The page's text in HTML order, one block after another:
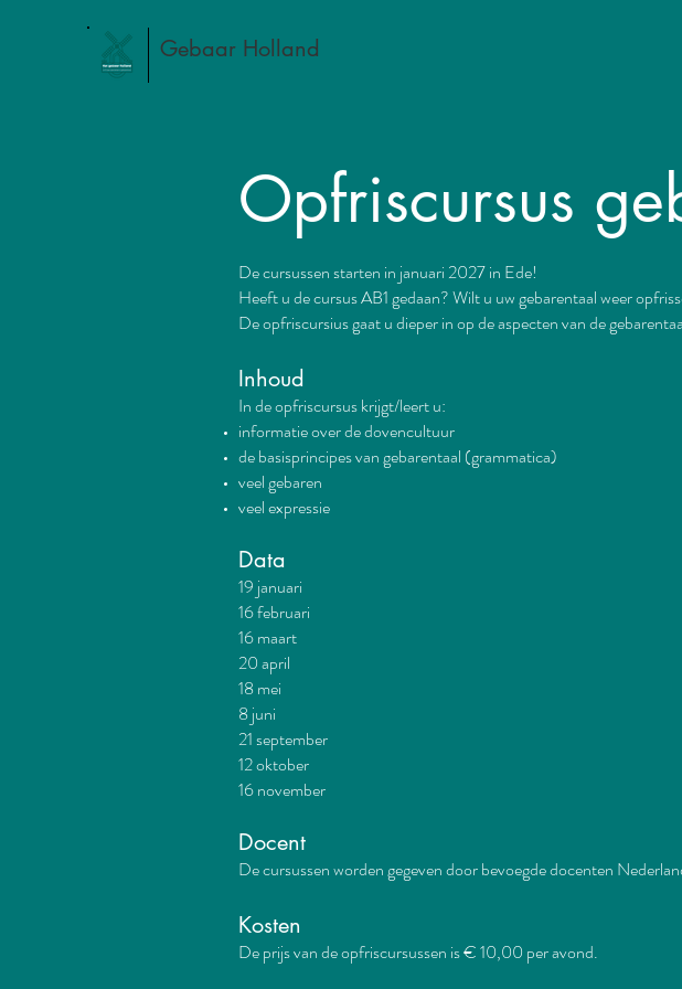
Gebaar Holland
Opfriscursus
De cursussen starten in januari 2027 in Ede!
Heeft u de cursus AB1 gedaan? Wilt u uw gebarentaal weer
De opfriscursius gaat u dieper in op de aspecten van de
Inhoud
In de opfriscursus krijgt/leert u:
informatie over de dovencultuur
de basisprincipes van gebarentaal (grammatica)
veel gebaren
veel expressie
Data
19 januari
16 februari
16 maart
20 april
18 mei
8 juni
21 september
12 oktober
16 november
Docent
De cursussen worden gegeven door bevoegde docenten
Kosten
De prijs van de opfriscursussen is € 10,00 per avond.